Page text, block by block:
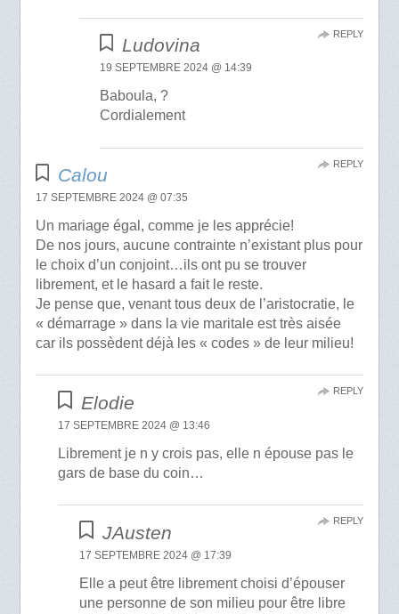
Ludovina
19 SEPTEMBRE 2024 @ 14:39
Baboula, ?
Cordialement
REPLY
Calou
17 SEPTEMBRE 2024 @ 07:35
Un mariage égal, comme je les apprécie!
De nos jours, aucune contrainte n’existant plus pour
le choix d’un conjoint…ils ont pu se trouver
librement, et le hasard a fait le reste.
Je pense que, venant tous deux de l’aristocratie, le
« démarrage » dans la vie maritale est très aisée
car ils possèdent déjà les « codes » de leur milieu!
REPLY
Elodie
17 SEPTEMBRE 2024 @ 13:46
Librement je n y crois pas, elle n épouse pas le
gars de base du coin…
REPLY
JAusten
17 SEPTEMBRE 2024 @ 17:39
Elle a peut être librement choisi d’épouser
une personne de son milieu pour être libre
REPLY